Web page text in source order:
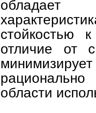
стойкостью
отличие от
области